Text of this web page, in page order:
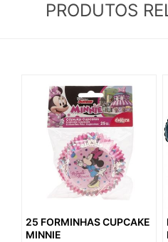
PRODUTOS
25 FORMINHAS CUPCAKE
MINNIE